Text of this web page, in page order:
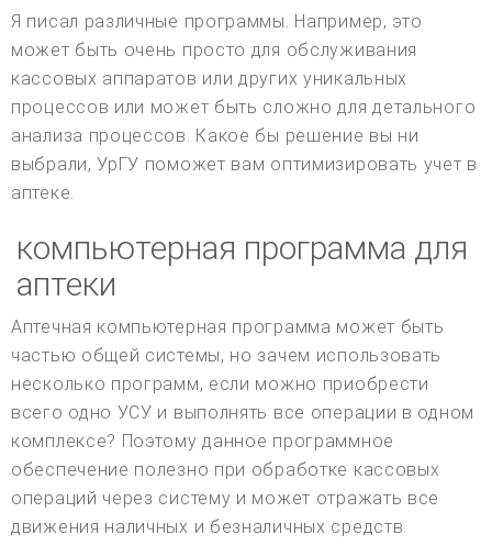
Я писал различные программы. Например, это
может быть очень просто для обслуживания
кассовых аппаратов или других уникальных
процессов или может быть сложно для детального
анализа процессов. Какое бы решение вы ни
выбрали, УрГУ поможет вам оптимизировать учет в
аптеке.
компьютерная программа для
аптеки
Аптечная компьютерная программа может быть
частью общей системы, но зачем использовать
несколько программ, если можно приобрести
всего одно УСУ и выполнять все операции в одном
комплексе? Поэтому данное программное
обеспечение полезно при обработке кассовых
операций через систему и может отражать все
движения наличных и безналичных средств.